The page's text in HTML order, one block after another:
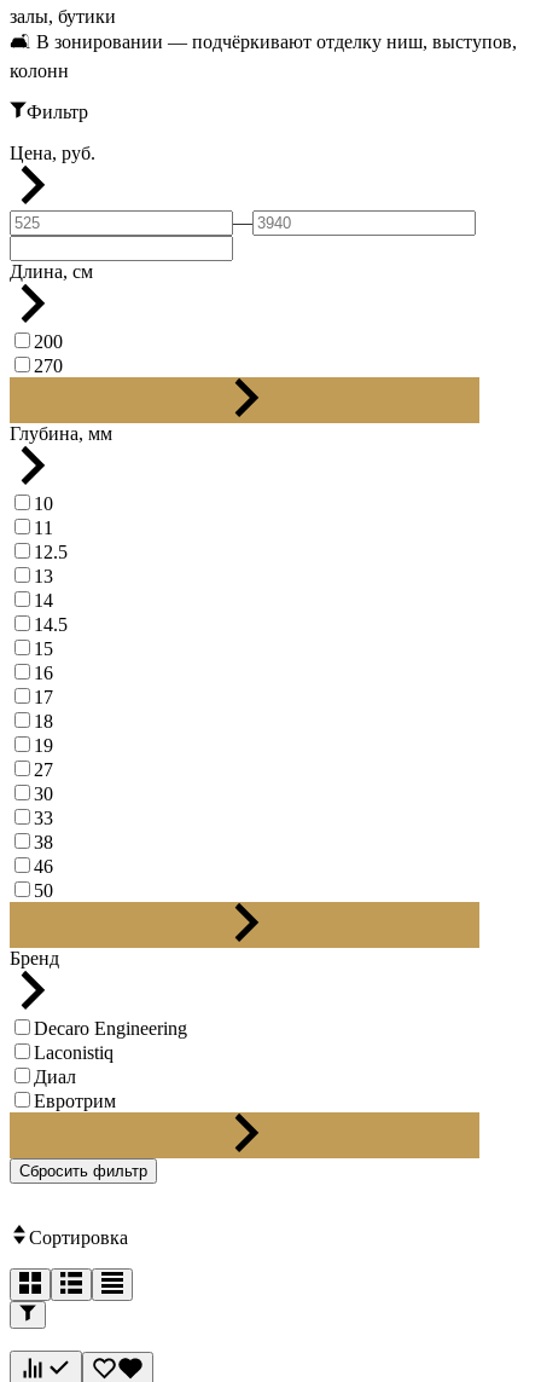
залы, бутики
🛋 В зонировании — подчёркивают отделку ниш, выступов,
колонн
Фильтр
Цена, руб.
—
Длина, см
200
270
Глубина, мм
10
11
12.5
13
14
14.5
15
16
17
18
19
27
30
33
38
46
50
Бренд
Decaro Engineering
Laconistiq
Диал
Евротрим
Сбросить фильтр
Сортировка